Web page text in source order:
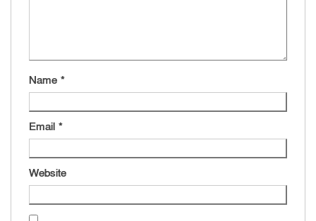
Name *
Email *
Website